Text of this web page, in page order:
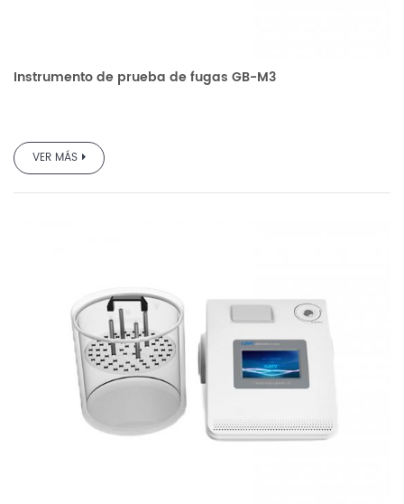
Instrumento de prueba de fugas GB-M3
VER MÁS